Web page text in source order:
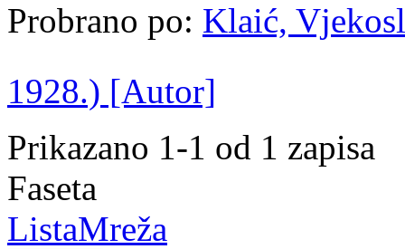
Probrano po: Klaić,
1928.) [Autor]
Prikazano 1-1 od 1 zapisa
Faseta
ListaMreža